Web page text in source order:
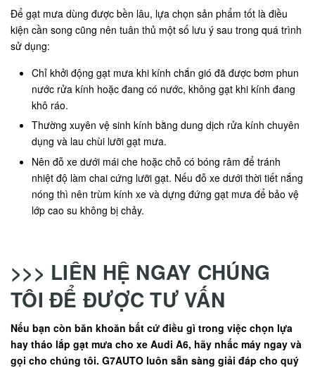
Để gạt mưa dùng được bền lâu, lựa chọn sản phẩm tốt là điều
kiện cần song cũng nên tuân thủ một số lưu ý sau trong quá trình
sử dụng:
Chỉ khởi động gạt mưa khi kính chắn gió đã được bơm phun
nước rửa kính hoặc đang có nước, không gạt khi kính đang
khô ráo.
Thường xuyên vệ sinh kính bằng dung dịch rửa kính chuyên
dụng và lau chùi lưỡi gạt mưa.
Nên đỗ xe dưới mái che hoặc chỗ có bóng râm để tránh
nhiệt độ làm chai cứng lưỡi gạt. Nếu đỗ xe dưới thời tiết nắng
nóng thì nên trùm kính xe và dựng đứng gạt mưa để bảo vệ
lớp cao su không bị chảy.
>>> LIÊN HỆ NGAY CHÚNG
TÔI ĐỂ ĐƯỢC TƯ VẤN
Nếu bạn còn băn khoăn bất cứ điều gì trong việc chọn lựa
hay tháo lắp gạt mưa cho xe Audi A6, hãy nhấc máy ngay và
gọi cho chúng tôi. G7AUTO luôn sẵn sàng giải đáp cho quý